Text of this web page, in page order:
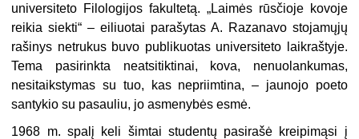
universiteto Filologijos fakultetą. „Laimės rūsčioje kovoje
reikia siekti“ – eiliuotai parašytas A. Razanavo stojamųjų
rašinys netrukus buvo publikuotas universiteto laikraštyje.
Tema pasirinkta neatsitiktinai, kova, nenuolankumas,
nesitaikstymas su tuo, kas nepriimtina, – jaunojo poeto
santykio su pasauliu, jo asmenybės esmė.
1968 m. spalį keli šimtai studentų pasirašė kreipimąsi į